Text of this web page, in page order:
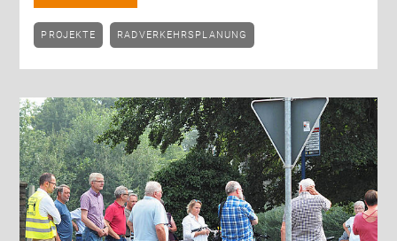
PROJEKTE RADVERKEHRSPLANUNG